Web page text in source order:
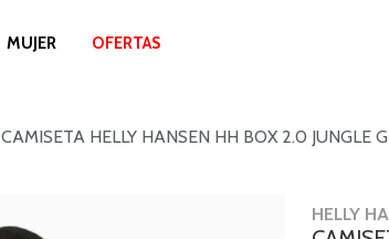
MUJER OFERTAS
CAMISETA HELLY HANSEN HH BOX 2.0 JUNGLE
HELLY